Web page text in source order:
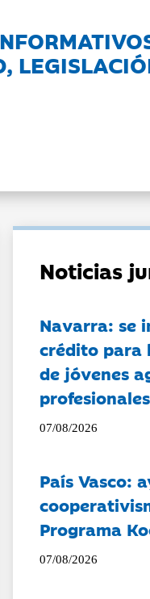
Noticias
Navarra: se
crédito para
de jóvenes
profesionales
07/08/2026
País Vasco:
Programa
07/08/2026